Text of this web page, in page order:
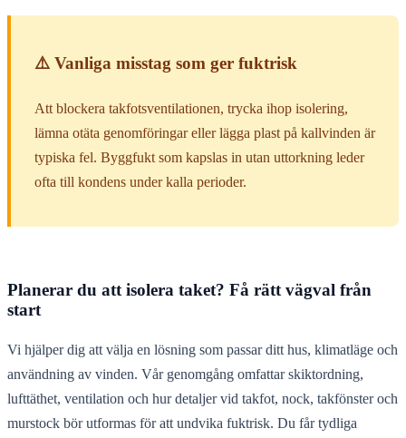
⚠️ Vanliga misstag som ger fuktrisk
Att blockera takfotsventilationen, trycka ihop isolering,
lämna otäta genomföringar eller lägga plast på kallvinden är
typiska fel. Byggfukt som kapslas in utan uttorkning leder
ofta till kondens under kalla perioder.
Planerar du att isolera taket? Få rätt vägval från
start
Vi hjälper dig att välja en lösning som passar ditt hus, klimatläge och
användning av vinden. Vår genomgång omfattar skiktordning,
lufttäthet, ventilation och hur detaljer vid takfot, nock, takfönster och
murstock bör utformas för att undvika fuktrisk. Du får tydliga